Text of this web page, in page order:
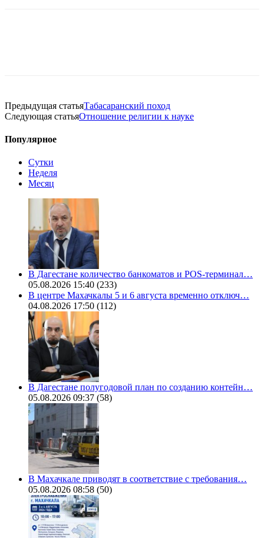
Предыдущая статьяТабасаранский поход
Следующая статьяОтношение религии к науке
Популярное
Сутки
Неделя
Месяц
В Дагестане количество банкоматов и POS-терминал…
05.08.2026 15:40 (233)
В центре Махачкалы 5 и 6 августа временно отключ…
04.08.2026 17:50 (112)
В Дагестане полугодовой план по созданию контейн…
05.08.2026 09:37 (58)
В Махачкале приводят в соответствие с требования…
05.08.2026 08:58 (50)